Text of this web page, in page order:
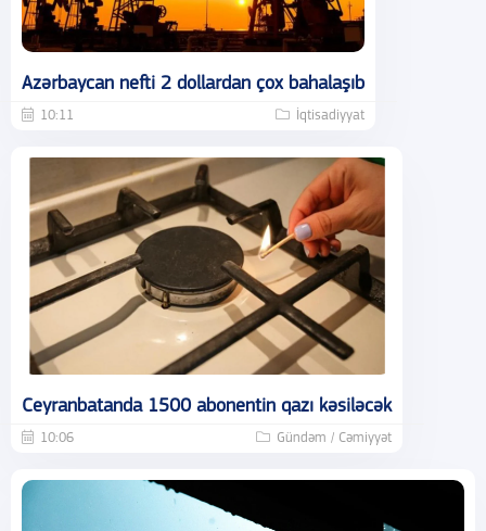
Azərbaycan nefti 2 dollardan çox bahalaşıb
10:11 İqtisadiyyat
Ceyranbatanda 1500 abonentin qazı kəsiləcək
10:06 Gündəm / Cəmiyyət